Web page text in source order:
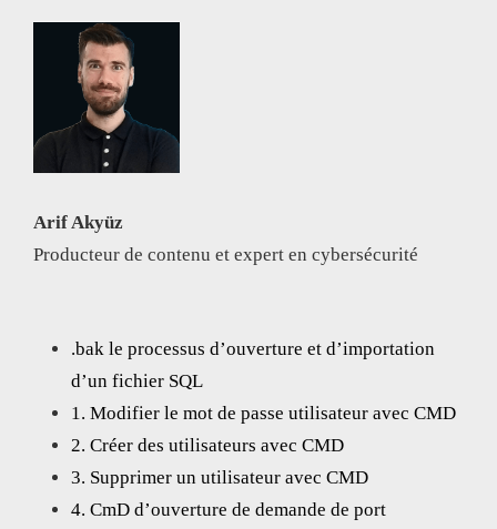
Arif Akyüz
Producteur de contenu et expert en cybersécurité
.bak le processus d’ouverture et d’importation
d’un fichier SQL
1. Modifier le mot de passe utilisateur avec CMD
2. Créer des utilisateurs avec CMD
3. Supprimer un utilisateur avec CMD
4. CmD d’ouverture de demande de port